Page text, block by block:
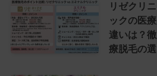
リゼクリ
ックの医
違いは？
療脱毛の